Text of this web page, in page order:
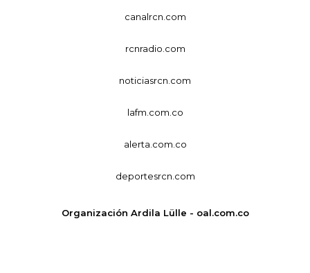
canalrcn.com
rcnradio.com
noticiasrcn.com
lafm.com.co
alerta.com.co
deportesrcn.com
Organización Ardila Lülle - oal.com.co